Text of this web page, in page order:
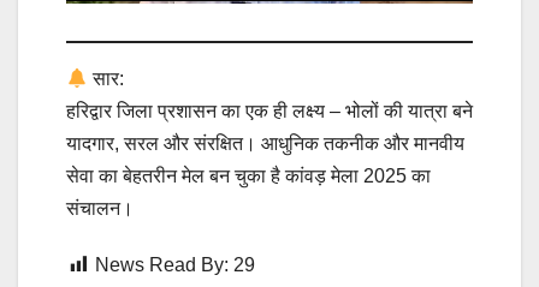
सार:
हरिद्वार जिला प्रशासन का एक ही लक्ष्य – भोलों की यात्रा बने
यादगार, सरल और संरक्षित। आधुनिक तकनीक और मानवीय
सेवा का बेहतरीन मेल बन चुका है कांवड़ मेला 2025 का
संचालन।
News Read By: 29